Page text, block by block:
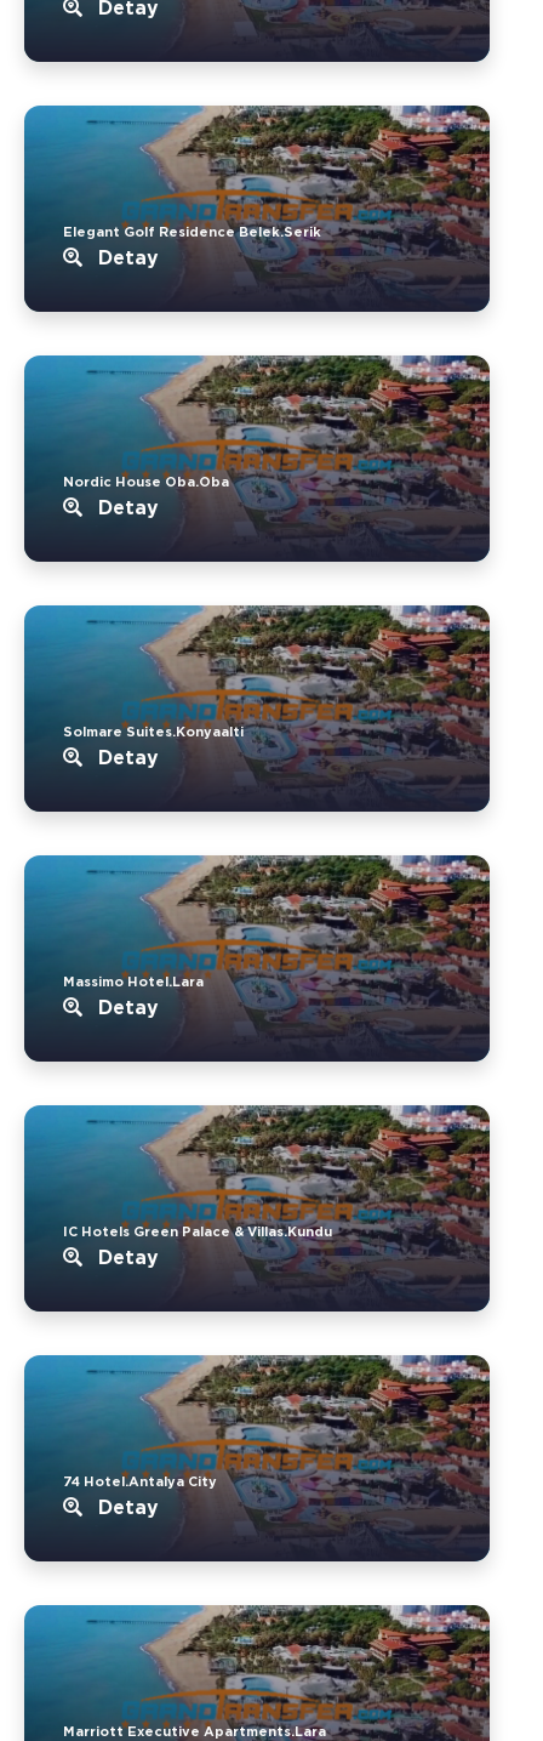
Detay
Elegant Golf Residence Belek.Serik
Detay
Nordic House Oba.Oba
Detay
Solmare Suites.Konyaalti
Detay
Massimo Hotel.Lara
Detay
IC Hotels Green Palace & Villas.Kundu
Detay
74 Hotel.Antalya City
Detay
Marriott Executive Apartments.Lara